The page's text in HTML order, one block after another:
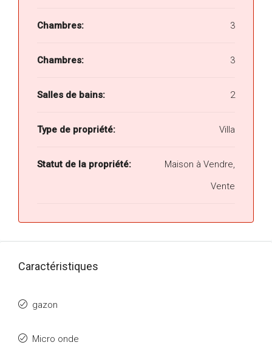
Chambres: 3
Chambres: 3
Salles de bains: 2
Type de propriété: Villa
Statut de la propriété:
Maison à Vendre,
Vente
Caractéristiques
gazon
Micro onde